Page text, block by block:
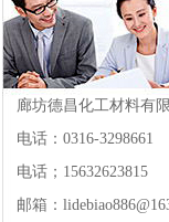
廊坊德昌化工材料有
电话：0316-3298661
电话；15632623815
邮箱：